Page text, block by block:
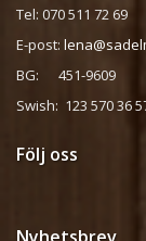
Tel: 070 511 72 69
E-post:
BG: 451-9609
Swish: 123 570 36
Följ oss